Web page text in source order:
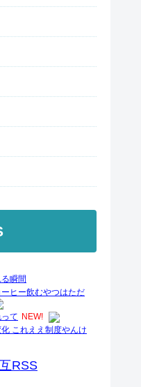
瞬間
ヒー飲むやつはただ
て NEW!
これええ制度やんけ
RSS